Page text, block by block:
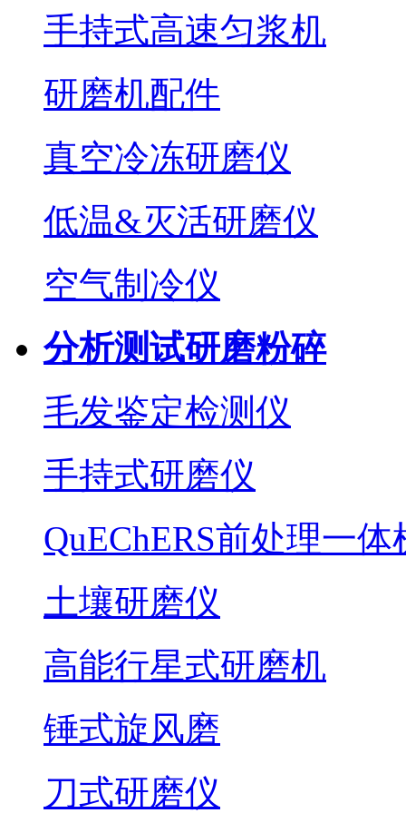
手持式高速匀浆机
研磨机配件
真空冷冻研磨仪
低温&灭活研磨仪
空气制冷仪
分析测试研磨粉碎
毛发鉴定检测仪
手持式研磨仪
QuEChERS前处理一体
土壤研磨仪
高能行星式研磨机
锤式旋风磨
刀式研磨仪